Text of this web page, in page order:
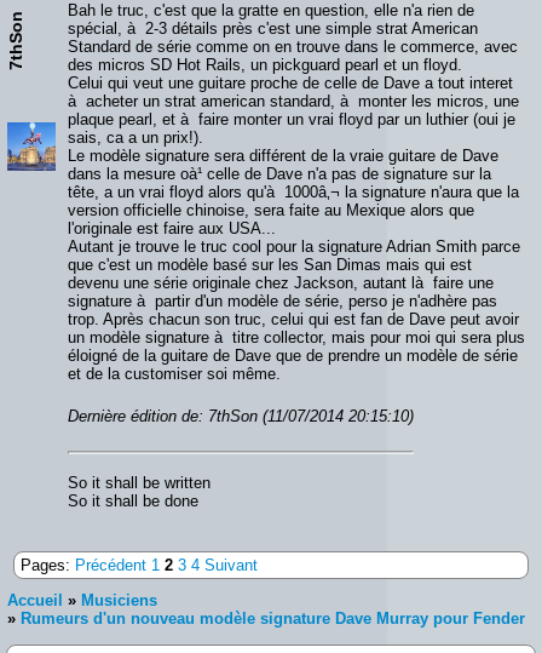
7thSon
Bah le truc, c'est que la gratte en question, elle n'a rien de
spécial, à 2-3 détails près c'est une simple strat American
Standard de série comme on en trouve dans le commerce, avec
des micros SD Hot Rails, un pickguard pearl et un floyd.
Celui qui veut une guitare proche de celle de Dave a tout interet
à acheter un strat american standard, à monter les micros, une
plaque pearl, et à faire monter un vrai floyd par un luthier (oui je
sais, ca a un prix!).
Le modèle signature sera différent de la vraie guitare de Dave
dans la mesure oà¹ celle de Dave n'a pas de signature sur la
tête, a un vrai floyd alors qu'à 1000â‚¬ la signature n'aura que la
version officielle chinoise, sera faite au Mexique alors que
l'originale est faire aux USA...
Autant je trouve le truc cool pour la signature Adrian Smith parce
que c'est un modèle basé sur les San Dimas mais qui est
devenu une série originale chez Jackson, autant là faire une
signature à partir d'un modèle de série, perso je n'adhère pas
trop. Après chacun son truc, celui qui est fan de Dave peut avoir
un modèle signature à titre collector, mais pour moi qui sera plus
éloigné de la guitare de Dave que de prendre un modèle de série
et de la customiser soi même.
Dernière édition de: 7thSon (11/07/2014 20:15:10)
So it shall be written
So it shall be done
Pages: Précédent 1 2 3 4 Suivant
Accueil » Musiciens
» Rumeurs d'un nouveau modèle signature Dave Murray pour Fender